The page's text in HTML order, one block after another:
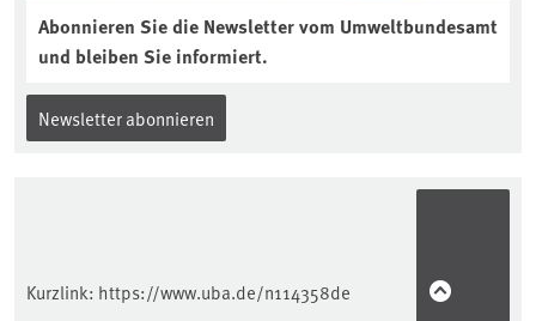
Abonnieren Sie die Newsletter vom Umweltbundesamt
und bleiben Sie informiert.
Newsletter abonnieren
Kurzlink: https://www.uba.de/n114358de